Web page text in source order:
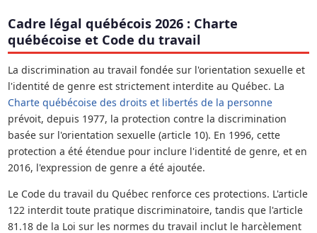
Cadre légal québécois 2026 : Charte
québécoise et Code du travail
La discrimination au travail fondée sur l'orientation sexuelle et
l'identité de genre est strictement interdite au Québec. La
Charte québécoise des droits et libertés de la personne
prévoit, depuis 1977, la protection contre la discrimination
basée sur l'orientation sexuelle (article 10). En 1996, cette
protection a été étendue pour inclure l'identité de genre, et en
2016, l'expression de genre a été ajoutée.
Le Code du travail du Québec renforce ces protections. L'article
122 interdit toute pratique discriminatoire, tandis que l'article
81.18 de la Loi sur les normes du travail inclut le harcèlement